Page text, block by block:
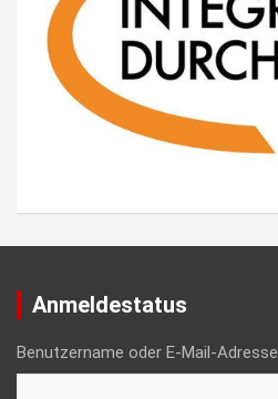
Anmeldestatus
Benutzername oder E-Mail-Adresse